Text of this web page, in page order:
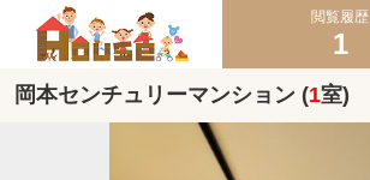
閲覧履歴
1
岡本センチュリーマンション (1室)